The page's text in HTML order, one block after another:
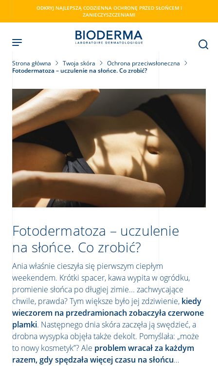
ODKRYJ NAJLEPSZĄ CODZIENNA OCHRONĘ PRZED SŁOŃCEM I
ZANIECZYSZCZENIAMI
Strona główna Twoja skóra
Ochrona przeciwsłoneczna
Fotodermatoza – uczulenie na słońce. Co zrobić?
Fotodermatoza – uczulenie
na słońce. Co zrobić?
Ania właśnie cieszyła się pierwszym ciepłym
weekendem. Krótki spacer, kawa wypita w ogródku,
promienie słońca po długiej zimie... zachwycające
chwile, prawda? Tym większe było jej zdziwienie, kiedy
wieczorem na przedramionach zobaczyła czerwone
plamki. Następnego dnia skóra zaczęła ją swędzieć, a
drobna wysypka objęła także dekolt. Pomyślała: „może
to nowy kosmetyk”? Ale problem wracał za każdym
razem, gdy spędzała więcej czasu na słońcu…